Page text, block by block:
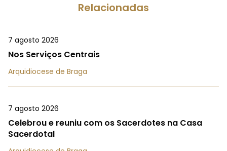
Relacionadas
7 agosto 2026
Nos Serviços Centrais
Arquidiocese de Braga
7 agosto 2026
Celebrou e reuniu com os Sacerdotes na Casa
Sacerdotal